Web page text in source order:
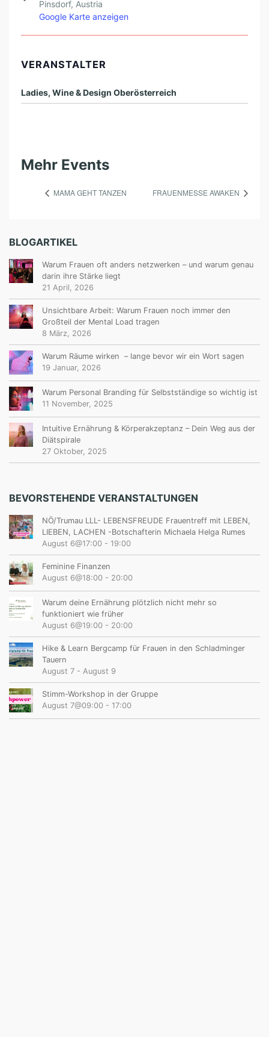
Pinsdorf, Austria
Google Karte anzeigen
VERANSTALTER
Ladies, Wine & Design Oberösterreich
Mehr Events
MAMA GEHT TANZEN FRAUENMESSE AWAKEN
BLOGARTIKEL
Warum Frauen oft anders netzwerken – und warum genau
darin ihre Stärke liegt
21 April, 2026
Unsichtbare Arbeit: Warum Frauen noch immer den
Großteil der Mental Load tragen
8 März, 2026
Warum Räume wirken – lange bevor wir ein Wort sagen
19 Januar, 2026
Warum Personal Branding für Selbstständige so wichtig ist
11 November, 2025
Intuitive Ernährung & Körperakzeptanz – Dein Weg aus der
Diätspirale
27 Oktober, 2025
BEVORSTEHENDE VERANSTALTUNGEN
NÖ/Trumau LLL- LEBENSFREUDE Frauentreff mit LEBEN,
LIEBEN, LACHEN -Botschafterin Michaela Helga Rumes
August 6@17:00 - 19:00
Feminine Finanzen
August 6@18:00 - 20:00
Warum deine Ernährung plötzlich nicht mehr so
funktioniert wie früher
August 6@19:00 - 20:00
Hike & Learn Bergcamp für Frauen in den Schladminger
Tauern
August 7 - August 9
Stimm-Workshop in der Gruppe
August 7@09:00 - 17:00